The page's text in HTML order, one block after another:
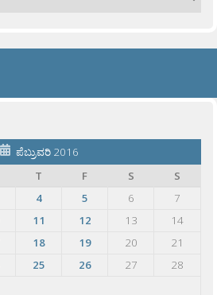
ಪೆಬ್ರುವರಿ 2016
T F S
S
4 5 6
7
11 12 13
14
18 19 20
21
25 26 27
28